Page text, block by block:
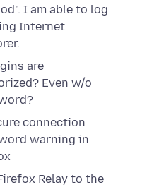
I am able to log
Internet
are
Even w/o
connection
warning in
Relay to the